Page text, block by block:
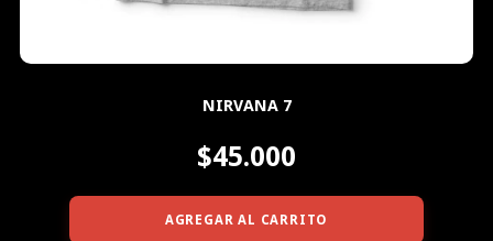
NIRVANA 7
$45.000
AGREGAR AL CARRITO